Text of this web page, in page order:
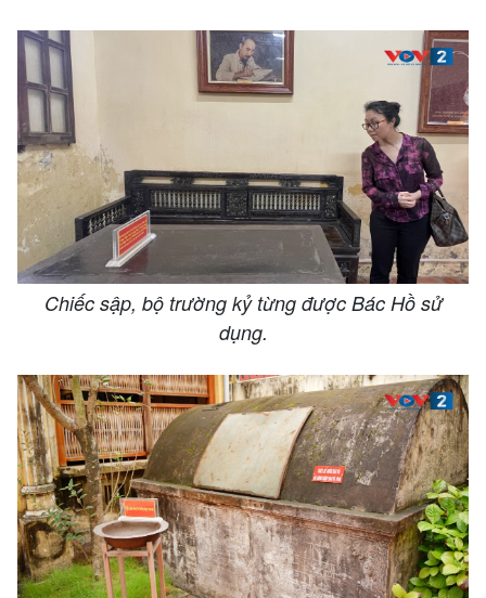
Chiếc sập, bộ trường kỷ từng được Bác Hồ sử
dụng.